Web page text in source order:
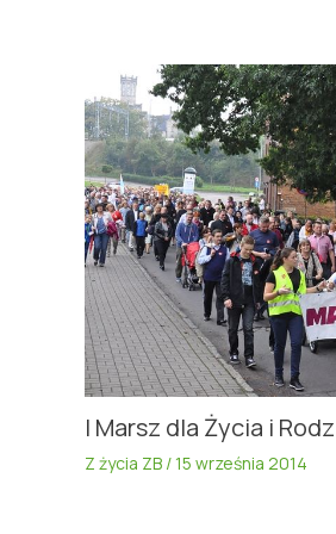
I Marsz dla Życia i
Z życia ZB/15 września 2014